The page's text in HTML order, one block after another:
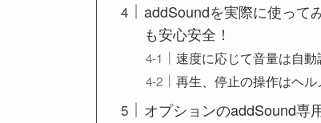
addSoundを実際に使って
も安心安全！
速度に応じて音量は自動
再生、停止の操作はヘ
オプションのaddSound専